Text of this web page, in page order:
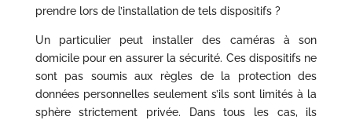
prendre lors de l’installation de tels dispositifs ?
Un particulier peut installer des caméras à son
domicile pour en assurer la sécurité. Ces dispositifs ne
sont pas soumis aux règles de la protection des
données personnelles seulement s’ils sont limités à la
sphère strictement privée. Dans tous les cas, ils